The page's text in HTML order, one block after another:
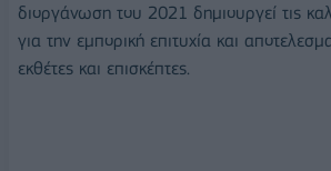
διοργάνωση του 2021 δημιουργεί τις
για την εμπορική επιτυχία και
εκθέτες και επισκέπτες.